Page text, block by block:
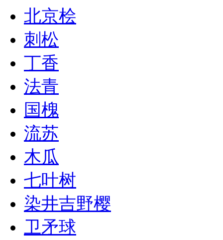
北京桧
刺松
丁香
法青
国槐
流苏
木瓜
七叶树
染井吉野樱
卫矛球